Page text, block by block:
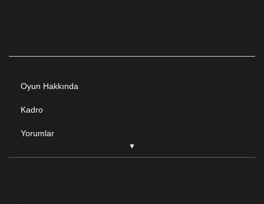
Oyun Hakkında
Kadro
Yorumlar